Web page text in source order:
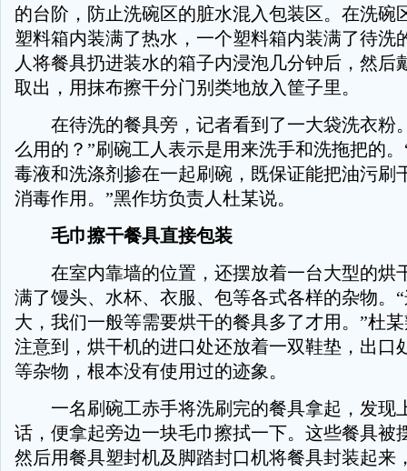
的台阶，防止洗碗区的脏水混入包装区。在洗碗
塑料箱内装满了热水，一个塑料箱内装满了待洗
人将餐具扔进装水的箱子内浸泡几分钟后，然后
取出，用抹布擦干分门别类地放入筐子里。
在待洗的餐具旁，记者看到了一大袋洗衣粉
么用的？”刷碗工人表示是用来洗手和洗拖把的
毒液和洗涤剂掺在一起刷碗，既保证能把油污刷
消毒作用。”黑作坊负责人杜某说。
毛巾擦干餐具直接包装
在室内靠墙的位置，还摆放着一台大型的烘
满了馒头、水杯、衣服、包等各式各样的杂物。
大，我们一般等需要烘干的餐具多了才用。”杜
注意到，烘干机的进口处还放着一双鞋垫，出口
等杂物，根本没有使用过的迹象。
一名刷碗工赤手将洗刷完的餐具拿起，发现
话，便拿起旁边一块毛巾擦拭一下。这些餐具被
然后用餐具塑封机及脚踏封口机将餐具封装起来